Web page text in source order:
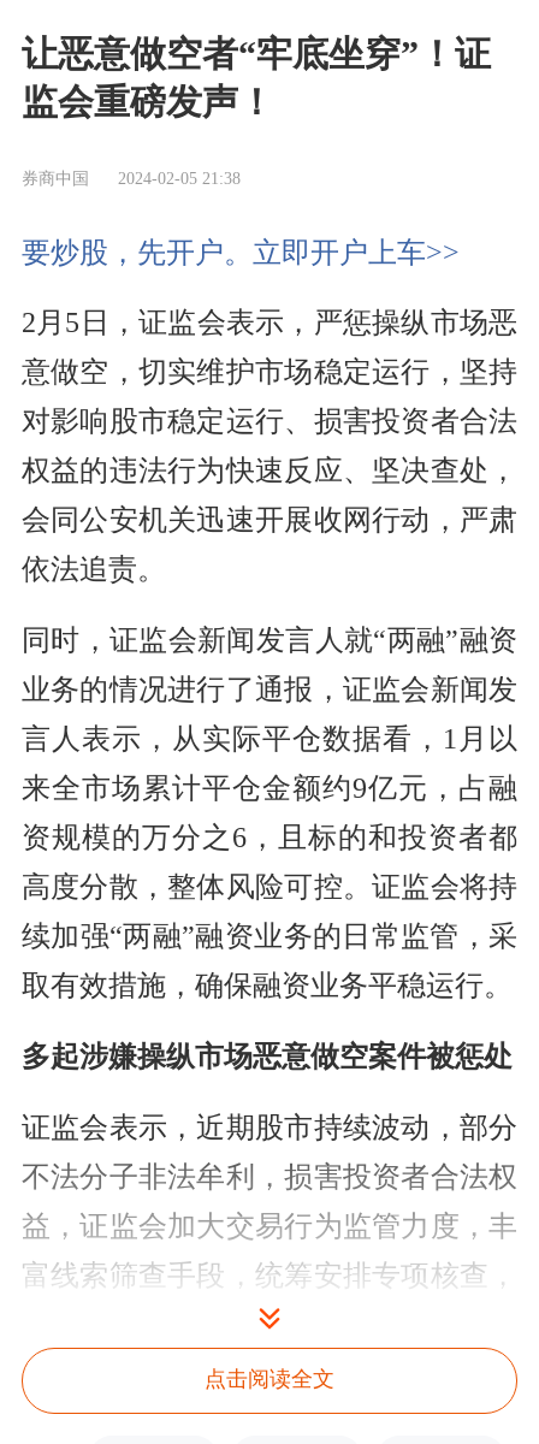
让恶意做空者“牢底坐穿”！证
监会重磅发声！
券商中国 2024-02-05 21:38
要炒股，先开户。立即开户上车>>
2月5日，证监会表示，严惩操纵市场恶
意做空，切实维护市场稳定运行，坚持
对影响股市稳定运行、损害投资者合法
权益的违法行为快速反应、坚决查处，
会同公安机关迅速开展收网行动，严肃
依法追责。
同时，证监会新闻发言人就“两融”融资
业务的情况进行了通报，证监会新闻发
言人表示，从实际平仓数据看，1月以
来全市场累计平仓金额约9亿元，占融
资规模的万分之6，且标的和投资者都
高度分散，整体风险可控。证监会将持
续加强“两融”融资业务的日常监管，采
取有效措施，确保融资业务平稳运行。
多起涉嫌操纵市场恶意做空案件被惩处
证监会表示，近期股市持续波动，部分
不法分子非法牟利，损害投资者合法权
益，证监会加大交易行为监管力度，丰
富线索筛查手段，统筹安排专项核查，
加强“穿透式”交易监控，运用多维技术
手段收集市场情报，会同公安部开展联
合研判，发现多起涉嫌操纵市场恶意做
点击阅读全文